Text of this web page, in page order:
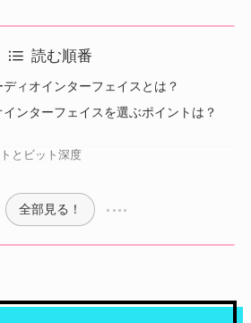
読む順番
ィオインターフェイスとは？
ンターフェイスを選ぶポイントは？
とビット深度
全部見る！